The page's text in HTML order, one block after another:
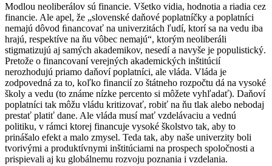
Modlou neoliberálov sú financie. Všetko vidia, hodnotia a riadia cez
financie. Ale apel, že „slovenské daňové poplatníčky a poplatníci
nemajú dôvod ﬁnancovať na univerzitách ľudí, ktorí sa na vedu iba
hrajú, respektíve na ňu vôbec nemajú“, ktorým neoliberáli
stigmatizujú aj samých akademikov, nesedí a navyše je populistický.
Pretože o financovaní verejných akademických inštitúcií
nerozhodujú priamo daňoví poplatníci, ale vláda. Vláda je
zodpovedná za to, koľko financií zo štátneho rozpočtu dá na vysoké
školy a vedu (to známe nízke percento si môžete vyhľadať). Daňoví
poplatníci tak môžu vládu kritizovať, robiť na ňu tlak alebo nebodaj
prestať platiť dane. Ale vláda musí mať vzdelávaciu a vednú
politiku, v rámci ktorej financuje vysoké školstvo tak, aby to
prinášalo efekt a malo zmysel. Teda tak, aby naše univerzity boli
tvorivými a produktívnymi inštitúciami na prospech spoločnosti a
prispievali aj ku globálnemu rozvoju poznania i vzdelania.